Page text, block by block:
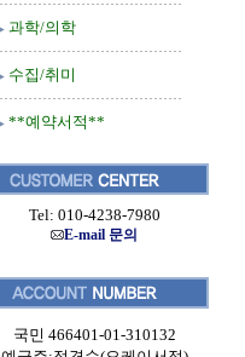
과학/의학
수집/취미
**예약서적**
Tel: 010-4238-7980
E-mail 문의
국민 466401-01-310132